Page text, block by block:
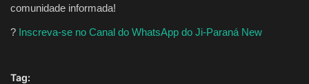
comunidade informada!
? Inscreva-se no Canal do WhatsApp do Ji-Paraná New
Tag: